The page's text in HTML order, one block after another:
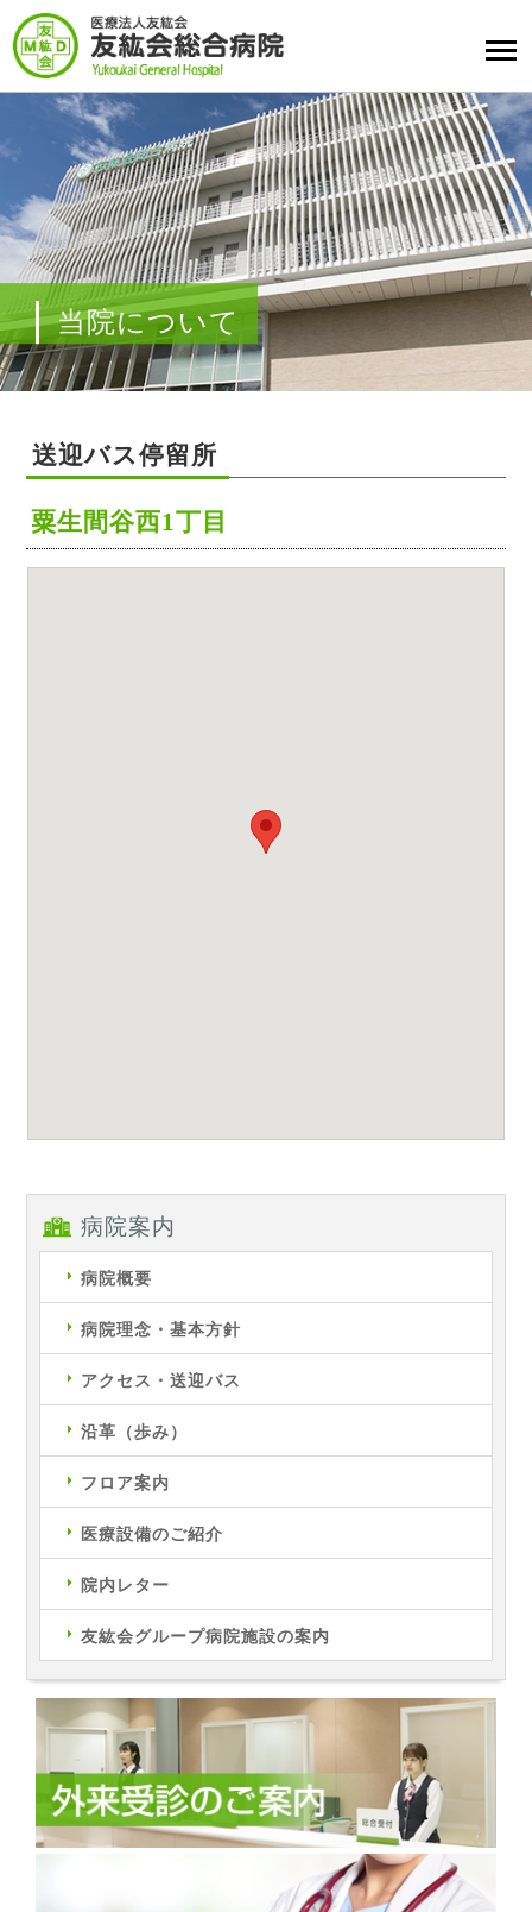
当院について
送迎バス停留所
粟生間谷西1丁目
病院案内
病院概要
病院理念・基本方針
アクセス・送迎バス
沿革（歩み）
フロア案内
医療設備のご紹介
院内レター
友紘会グループ病院施設の案内